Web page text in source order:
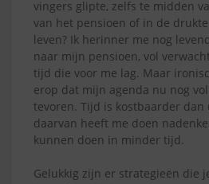
vingers glipte, zelfs te midden
van het pensioen of in de
leven? Ik herinner me nog
naar mijn pensioen, vol
tijd die voor me lag. Maar
erop dat mijn agenda nu nog
tevoren. Tijd is kostbaarder dan
daarvan heeft me doen
kunnen doen in minder tijd.
Gelukkig zijn er strategieën die